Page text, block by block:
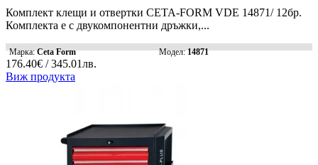
Комплект клещи и отвертки CETA-FORM VDE 14871/ 12бр.
Комплекта е с двукомпонентни дръжки,...
Марка:Ceta Form Модел:14871
176.40€ / 345.01лв.
Виж продукта